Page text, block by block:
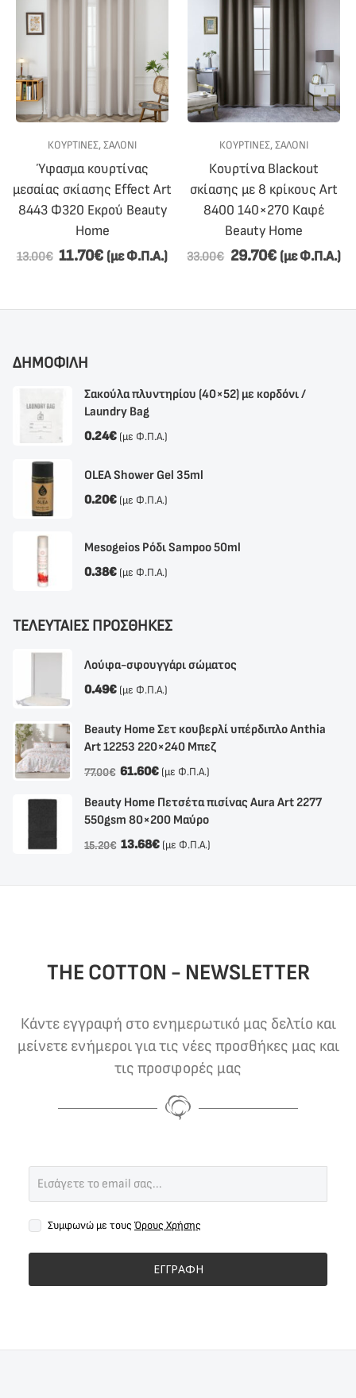
ΚΟΥΡΤΙΝΕΣ,ΣΑΛΟΝΙ
Ύφασμα κουρτίνας
μεσαίας σκίασης Effect Art
8443 Φ320 Εκρού Beauty
Home
13.00€ 11.70€ (με Φ.Π.Α.)
ΚΟΥΡΤΙΝΕΣ,ΣΑΛΟΝΙ
Κουρτίνα Blackout
σκίασης με 8 κρίκους Art
8400 140×270 Καφέ
Beauty Home
33.00€ 29.70€ (με Φ.Π.Α.)
ΔΗΜΟΦΙΛΗ
Σακούλα πλυντηρίου (40×52) με κορδόνι /
Laundry Bag
0.24€ (με Φ.Π.Α.)
OLEA Shower Gel 35ml
0.20€ (με Φ.Π.Α.)
Mesogeios Ρόδι Sampoo 50ml
0.38€ (με Φ.Π.Α.)
ΤΕΛΕΥΤΑΙΕΣ ΠΡΟΣΘΗΚΕΣ
Λούφα-σφουγγάρι σώματος
0.49€ (με Φ.Π.Α.)
Beauty Home Σετ κουβερλί υπέρδιπλο Anthia
Αrt 12253 220×240 Μπεζ
77.00€ 61.60€ (με Φ.Π.Α.)
Beauty Home Πετσέτα πισίνας Aura Art 2277
550gsm 80×200 Μαύρο
15.20€ 13.68€ (με Φ.Π.Α.)
THE COTTON - NEWSLETTER
Κάντε εγγραφή στο ενημερωτικό μας δελτίο και
μείνετε ενήμεροι για τις νέες προσθήκες μας και
τις προσφορές μας
Συμφωνώ με τους Όρους Χρήσης
ΕΓΓΡΑΦΗ